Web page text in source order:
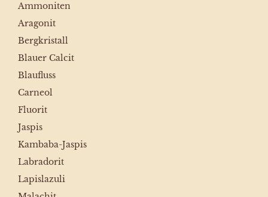
Ammoniten
Aragonit
Bergkristall
Blauer Calcit
Blaufluss
Carneol
Fluorit
Jaspis
Kambaba-Jaspis
Labradorit
Lapislazuli